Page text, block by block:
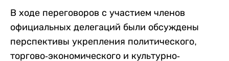
В ходе переговоров с участием членов
официальных делегаций были обсуждены
перспективы укрепления политического,
торгово-экономического и культурно-